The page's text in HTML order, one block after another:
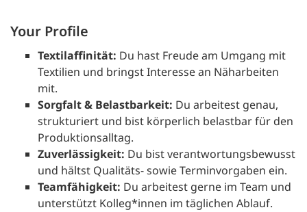
Your Profile
Textilaffinität: Du hast Freude am Umgang mit
Textilien und bringst Interesse an Näharbeiten
mit.
Sorgfalt & Belastbarkeit: Du arbeitest genau,
strukturiert und bist körperlich belastbar für den
Produktionsalltag.
Zuverlässigkeit: Du bist verantwortungsbewusst
und hältst Qualitäts- sowie Terminvorgaben ein.
Teamfähigkeit: Du arbeitest gerne im Team und
unterstützt Kolleg*innen im täglichen Ablauf.